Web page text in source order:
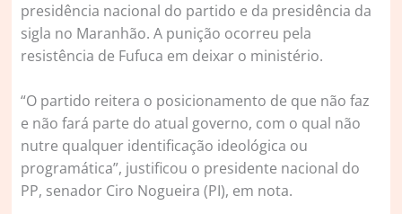
presidência nacional do partido e da presidência da
sigla no Maranhão. A punição ocorreu pela
resistência de Fufuca em deixar o ministério.
“O partido reitera o posicionamento de que não faz
e não fará parte do atual governo, com o qual não
nutre qualquer identificação ideológica ou
programática”, justificou o presidente nacional do
PP, senador Ciro Nogueira (PI), em nota.